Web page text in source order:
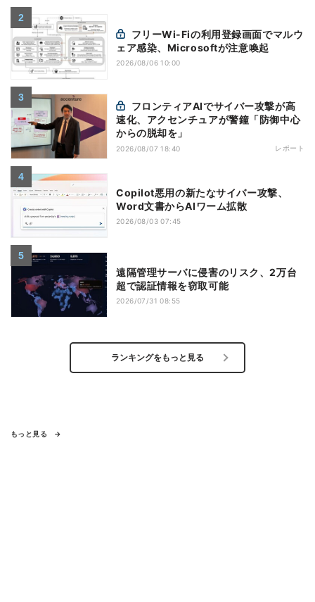
ェア感染、Microsoftが注意喚起
2026/08/06 10:00
速化、アクセンチュアが警鐘「防御中心
からの脱却を」
2026/08/07 18:40 レポート
Copilot悪用の新たなサイバー攻撃、
Word文書からAIワーム拡散
2026/08/03 07:45
遠隔管理サーバに侵害のリスク、2万台
超で認証情報を窃取可能
2026/07/31 08:55
ランキングをもっと見る
もっと見る